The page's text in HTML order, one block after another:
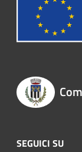
SEGUICI SU